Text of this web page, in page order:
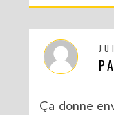
Ça donne